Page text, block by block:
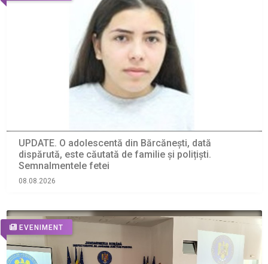
UPDATE. O adolescentă din Bărcănești, dată
dispărută, este căutată de familie și polițiști.
Semnalmentele fetei
08.08.2026
EVENIMENT